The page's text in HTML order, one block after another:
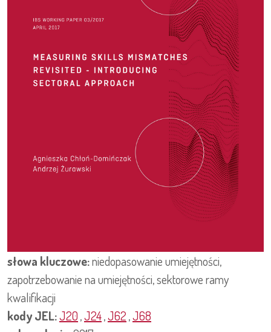
słowa kluczowe:niedopasowanie umiejętności,
zapotrzebowanie na umiejętności, sektorowe ramy
kwalifikacji
kody JEL:J20,J24,J62,J68